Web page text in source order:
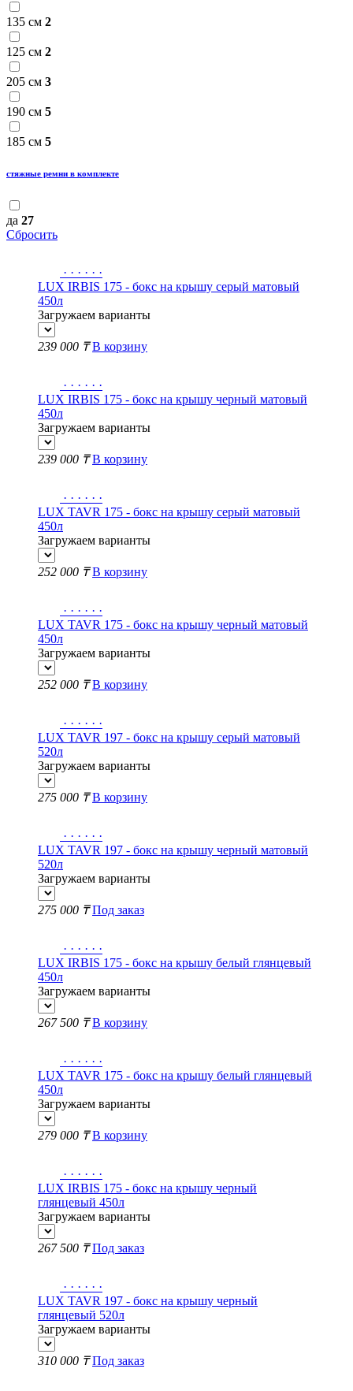
135 см 2
125 см 2
205 см 3
190 см 5
185 см 5
стяжные ремни в комплекте
да 27
Сбросить
· · · · · ·
LUX IRBIS 175 - бокс на крышу серый матовый
450л
Загружаем варианты
239 000 ₸ В корзину
· · · · · ·
LUX IRBIS 175 - бокс на крышу черный матовый
450л
Загружаем варианты
239 000 ₸ В корзину
· · · · · ·
LUX TAVR 175 - бокс на крышу серый матовый
450л
Загружаем варианты
252 000 ₸ В корзину
· · · · · ·
LUX TAVR 175 - бокс на крышу черный матовый
450л
Загружаем варианты
252 000 ₸ В корзину
· · · · · ·
LUX TAVR 197 - бокс на крышу серый матовый
520л
Загружаем варианты
275 000 ₸ В корзину
· · · · · ·
LUX TAVR 197 - бокс на крышу черный матовый
520л
Загружаем варианты
275 000 ₸ Под заказ
· · · · · ·
LUX IRBIS 175 - бокс на крышу белый глянцевый
450л
Загружаем варианты
267 500 ₸ В корзину
· · · · · ·
LUX TAVR 175 - бокс на крышу белый глянцевый
450л
Загружаем варианты
279 000 ₸ В корзину
· · · · · ·
LUX IRBIS 175 - бокс на крышу черный
глянцевый 450л
Загружаем варианты
267 500 ₸ Под заказ
· · · · · ·
LUX TAVR 197 - бокс на крышу черный
глянцевый 520л
Загружаем варианты
310 000 ₸ Под заказ